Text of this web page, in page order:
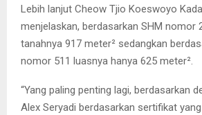
Lebih lanjut Cheow Tjio Koeswoyo
menjelaskan, berdasarkan SHM nomor
tanahnya 917 meter² sedangkan
nomor 511 luasnya hanya 625 meter².
“Yang paling penting lagi, berdasarkan
Alex Seryadi berdasarkan sertifikat